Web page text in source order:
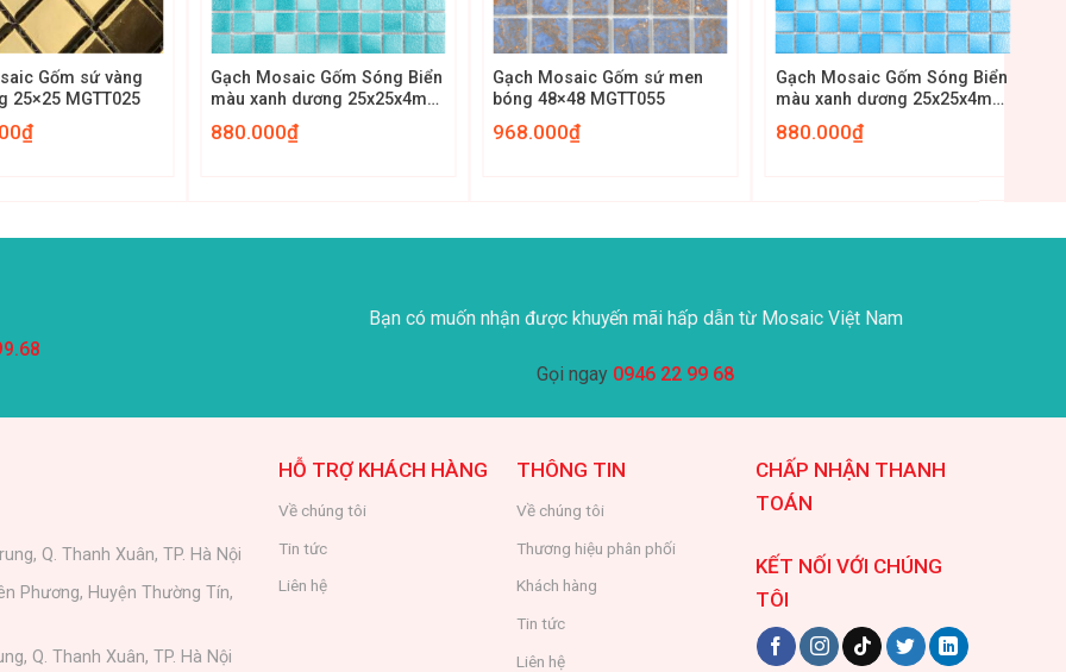
Gốm sứ vàng
25×25 MGTT025
₫
+
Gạch Mosaic Gốm Sóng Biển
màu xanh dương 25x25x4mm
MG25-02
880.000₫
+
Gạch Mosaic Gốm sứ men
bóng 48×48 MGTT055
968.000₫
+
Gạch Mosaic Gốm Sóng Biển
màu xanh dương 25x25x4mm
MG25-03
880.000₫
Bạn có muốn nhận được khuyến mãi hấp dẫn từ Mosaic Việt Nam
Gọi ngay 0946 22 99 68
Q. Thanh Xuân, TP. Hà Nội
Phương, Huyện Thường Tín,
Q. Thanh Xuân, TP. Hà Nội
HỖ TRỢ KHÁCH HÀNG
Về chúng tôi
Tin tức
Liên hệ
THÔNG TIN
Về chúng tôi
Thương hiệu phân phối
Khách hàng
Tin tức
Liên hệ
CHẤP NHẬN THANH
TOÁN
KẾT NỐI VỚI CHÚNG
TÔI